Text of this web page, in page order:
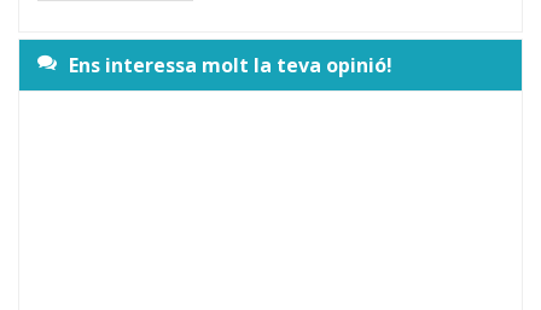
Ens interessa molt la teva opinió!